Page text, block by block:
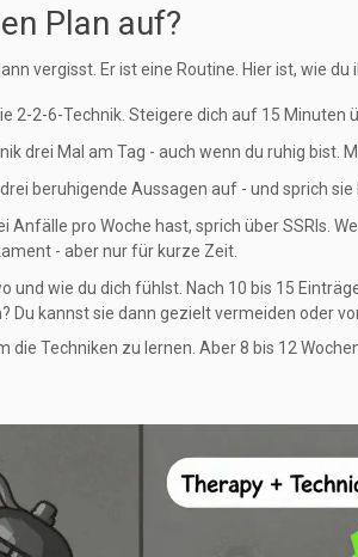
Plan auf?
vergisst. Er ist eine Routine. Hier ist, wie du
2-2-6-Technik. Steigere dich auf 15 Minuten
drei Mal am Tag - auch wenn du ruhig bist.
beruhigende Aussagen auf - und sprich
Anfälle pro Woche hast, sprich über SSRIs.
- aber nur für kurze Zeit.
und wie du dich fühlst. Nach 10 bis 15
kannst sie dann gezielt vermeiden oder
die Techniken zu lernen. Aber 8 bis 12